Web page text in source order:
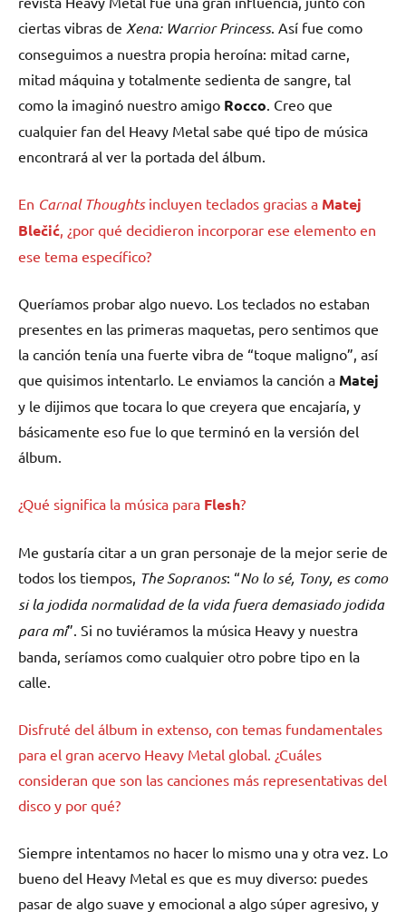
ciertas vibras de Xena: Warrior Princess. Así fue como
conseguimos a nuestra propia heroína: mitad carne,
mitad máquina y totalmente sedienta de sangre, tal
como la imaginó nuestro amigo Rocco . Creo que
cualquier fan del Heavy Metal sabe qué tipo de música
encontrará al ver la portada del álbum.
En Carnal Thoughtsincluyen teclados gracias a Matej
Blečić , ¿por qué decidieron incorporar ese elemento en
ese tema específico?
Queríamos probar algo nuevo. Los teclados no estaban
presentes en las primeras maquetas, pero sentimos que
la canción tenía una fuerte vibra de “toque maligno”, así
que quisimos intentarlo. Le enviamos la canción a Matej
y le dijimos que tocara lo que creyera que encajaría, y
básicamente eso fue lo que terminó en la versión del
álbum.
¿Qué significa la música para Flesh?
Me gustaría citar a un gran personaje de la mejor serie de
todos los tiempos, The Sopranos: “No lo sé, Tony, es como
si la jodida normalidad de la vida fuera demasiado jodida
para mí”. Si no tuviéramos la música Heavy y nuestra
banda, seríamos como cualquier otro pobre tipo en la
calle.
Disfruté del álbum in extenso, con temas fundamentales
para el gran acervo Heavy Metal global. ¿Cuáles
consideran que son las canciones más representativas del
disco y por qué?
Siempre intentamos no hacer lo mismo una y otra vez. Lo
bueno del Heavy Metal es que es muy diverso: puedes
pasar de algo suave y emocional a algo súper agresivo, y